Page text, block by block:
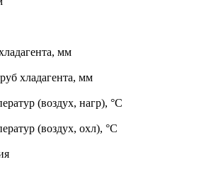
мм
хладагента, мм
(воздух, нагр), °C
(воздух, охл), °C